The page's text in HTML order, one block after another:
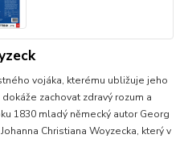
vojáka, kterému ubližuje jeho
zachovat zdravý rozum a
1830 mladý německý autor Georg
Christiana Woyzecka, který v